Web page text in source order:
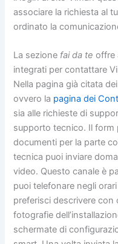
associare la richiesta al
ordinato la
La sezione fai da te offre
integrati per contattare
Nella pagina già citata
ovvero la pagina dei
sia alle richieste di
supporto tecnico. Il form
documenti per la parte
tecnica puoi inviare
video. Questo canale è
puoi telefonare negli
preferisci descrivere con
fotografie
schermate di